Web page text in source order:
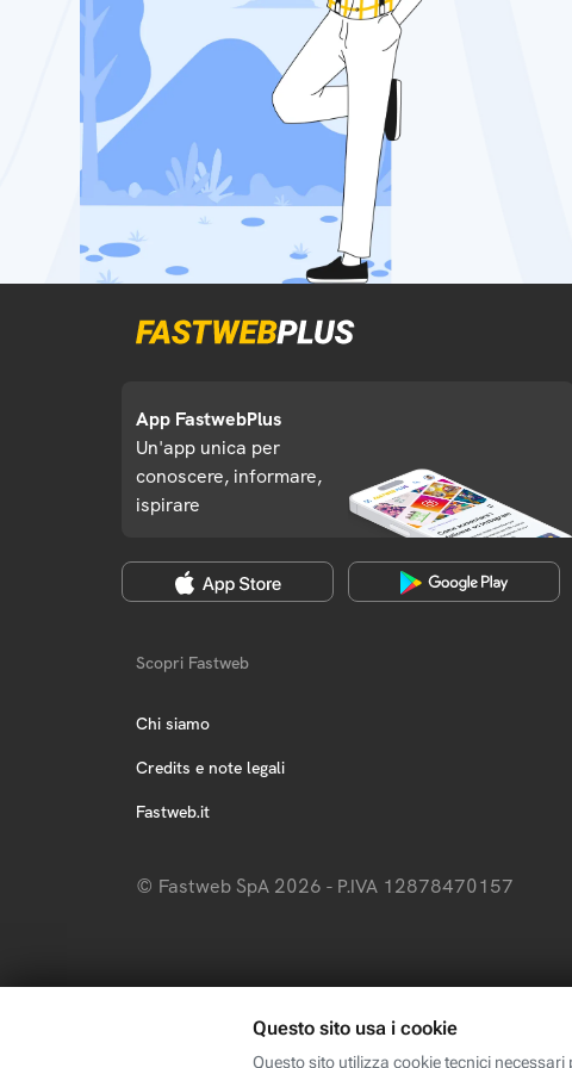
App FastwebPlus
Un'app unica per
conoscere, informare,
ispirare
Scopri Fastweb
Chi siamo
Credits e note legali
Fastweb.it
© Fastweb SpA 2026 - P.IVA 12878470157